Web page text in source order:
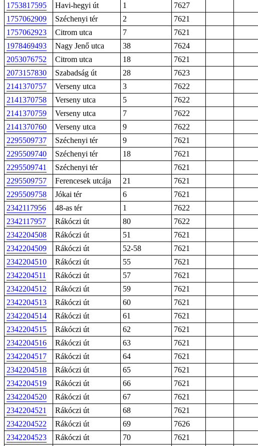
1753817595
Havi-hegyi út 1 7627
1757062909
Széchenyi tér 2 7621
1757062923
Citrom utca 7 7621
1978469493
Nagy Jenő utca 38 7624
2053076752
Citrom utca 18 7621
2073157830
Szabadság út 28 7623
2141370757
Verseny utca 3 7622
2141370758
Verseny utca 5 7622
2141370759
Verseny utca 7 7622
2141370760
Verseny utca 9 7622
2295509737
Széchenyi tér 9 7621
2295509740
Széchenyi tér 18 7621
2295509741
Széchenyi tér 7621
2295509757
Ferencesek utcája 21 7621
2295509758
Jókai tér 6 7621
2342117956
48-as tér 1 7622
2342117957
Rákóczi út 80 7622
2342204508
Rákóczi út 51 7621
2342204509
Rákóczi út 52-58 7621
2342204510
Rákóczi út 55 7621
2342204511
Rákóczi út 57 7621
2342204512
Rákóczi út 59 7621
2342204513
Rákóczi út 60 7621
2342204514
Rákóczi út 61 7621
2342204515
Rákóczi út 62 7621
2342204516
Rákóczi út 63 7621
2342204517
Rákóczi út 64 7621
2342204518
Rákóczi út 65 7621
2342204519
Rákóczi út 66 7621
2342204520
Rákóczi út 67 7621
2342204521
Rákóczi út 68 7621
2342204522
Rákóczi út 69 7626
2342204523
Rákóczi út 70 7621